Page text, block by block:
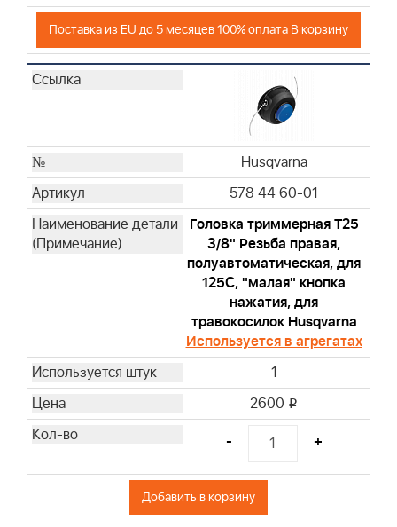
Поставка из EU до 5 месяцев 100% оплата В корзину
Husqvarna
578 44 60-01
Головка триммерная T25
3/8" Резьба правая,
полуавтоматическая, для
125С, "малая" кнопка
нажатия, для
травокосилок Husqvarna
Используется в агрегатах
1
2600 i
- +
Добавить в корзину